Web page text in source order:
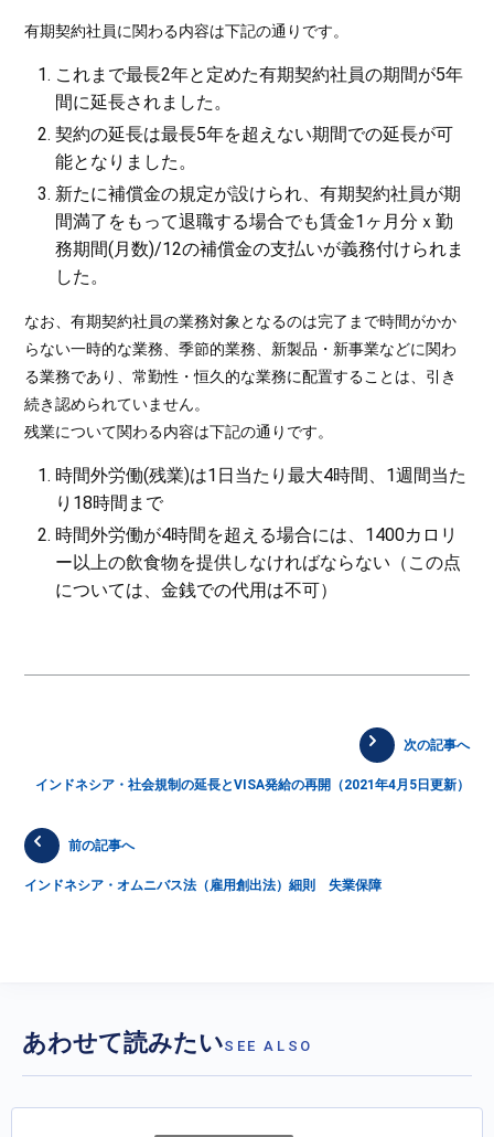
有期契約社員に関わる内容は下記の通りです。
これまで最長2年と定めた有期契約社員の期間が5年
間に延長されました。
契約の延長は最長5年を超えない期間での延長が可
能となりました。
新たに補償金の規定が設けられ、有期契約社員が期
間満了をもって退職する場合でも賃金1ヶ月分ｘ勤
務期間(月数)/12の補償金の支払いが義務付けられま
した。
なお、有期契約社員の業務対象となるのは完了まで時間がかか
らない一時的な業務、季節的業務、新製品・新事業などに関わ
る業務であり、常勤性・恒久的な業務に配置することは、引き
続き認められていません。
残業について関わる内容は下記の通りです。
時間外労働(残業)は1日当たり最大4時間、1週間当た
り18時間まで
時間外労働が4時間を超える場合には、1400カロリ
ー以上の飲食物を提供しなければならない（この点
については、金銭での代用は不可）
次の記事へ
インドネシア・社会規制の延長とVISA発給の再開（2021年4月5日更新）
前の記事へ
インドネシア・オムニバス法（雇用創出法）細則 失業保障
あわせて読みたいSEE ALSO